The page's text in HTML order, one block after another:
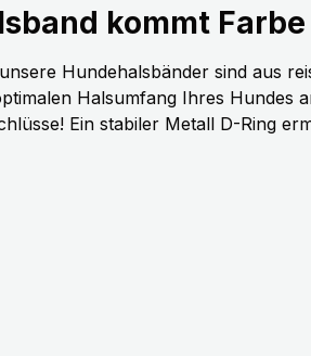
kommt
Hundehalsbänder sind aus
Halsumfang Ihres Hundes
Ein stabiler Metall D-Ring